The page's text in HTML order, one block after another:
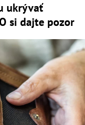
ukrývať
si dajte pozor